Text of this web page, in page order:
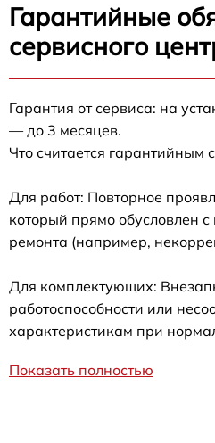
Гарантийные
сервисного
Гарантия от сервиса: на
— до 3 месяцев.
Что считается гарантийным
Для работ: Повторное
который прямо обусловлен
ремонта (например,
Для комплектующих:
работоспособности или
характеристикам при
Показать полностью